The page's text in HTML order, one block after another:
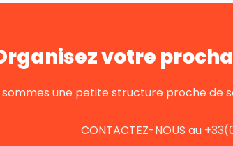
votre
sommes une petite structure proche de
CONTACTEZ-NOUS au